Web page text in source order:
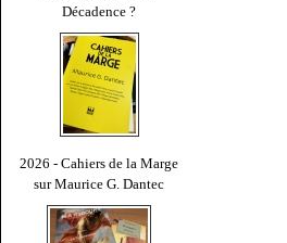
Décadence ?
2026 - Cahiers de la Marge
sur Maurice G. Dantec